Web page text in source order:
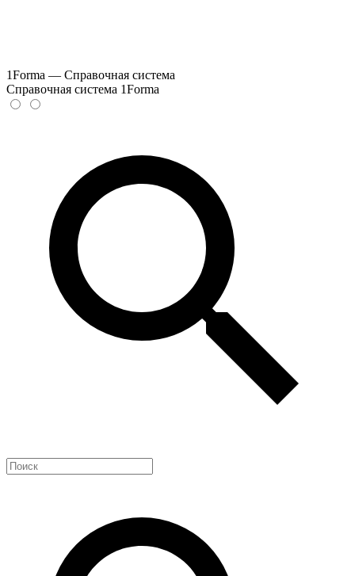
1Forma — Справочная система
Справочная система 1Forma